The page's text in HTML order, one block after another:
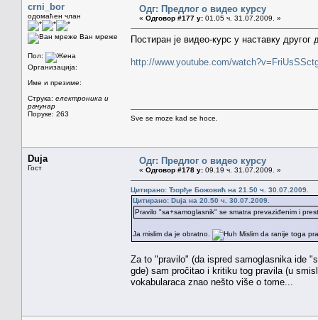
crni_bor
одомаћен члан
Ван мреже
Пол:
Организација:
Име и презиме:
Струка: електроника и
рачунар
Поруке: 263
Одг: Предлог о видео курсу
« Одговор #177 у: 01.05 ч. 31.07.2009. »
Постиран је видео-курс у наставку другог
http://www.youtube.com/
Sve se moze kad se hoce.
Duja
Гост
Одг: Предлог о видео курсу
« Одговор #178 у: 09.19 ч. 31.07.2009. »
Цитирано: Ђорђе Божовић на 21.50 ч. 30.07.2009.
Цитирано: Duja на 20.50 ч. 30.07.2009.
Pravilo "sa+samoglasnik" se smatra prevaziđenim i
Ja mislim da je obratno. Mislim da ranije toga
Za to "pravilo" (da ispred samoglasnika ide
gde) sam pročitao i kritiku tog pravila (u
vokabularaca znao nešto više o tome...